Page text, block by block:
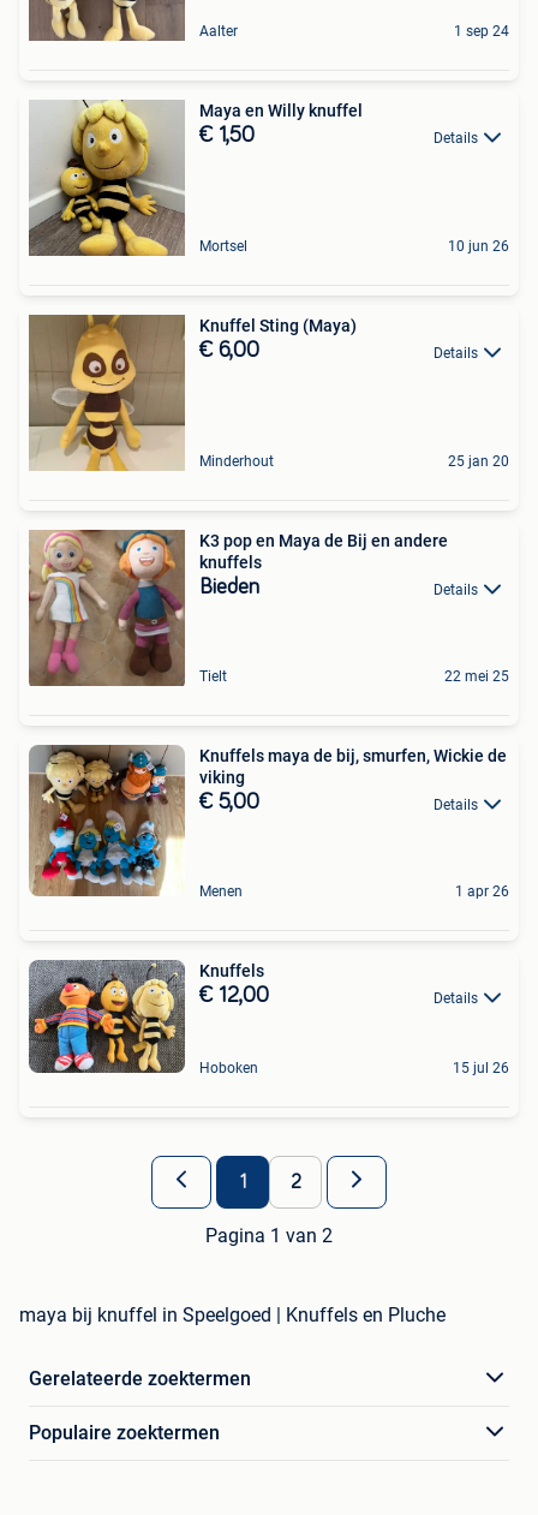
Aalter 1 sep 24
Maya en Willy knuffel
€ 1,50 Details
Mortsel 10 jun 26
Knuffel Sting (Maya)
€ 6,00 Details
Minderhout 25 jan 20
K3 pop en Maya de Bij en andere
knuffels
Bieden Details
Tielt 22 mei 25
Knuffels maya de bij, smurfen, Wickie de
viking
€ 5,00 Details
Menen 1 apr 26
Knuffels
€ 12,00 Details
Hoboken 15 jul 26
1 2
Pagina 1 van 2
maya bij knuffel in Speelgoed | Knuffels en Pluche
Gerelateerde zoektermen
Populaire zoektermen